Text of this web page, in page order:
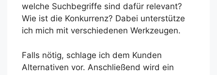
welche Suchbegriffe sind dafür relevant?
Wie ist die Konkurrenz? Dabei unterstütze
ich mich mit verschiedenen Werkzeugen.
Falls nötig, schlage ich dem Kunden
Alternativen vor. Anschließend wird ein